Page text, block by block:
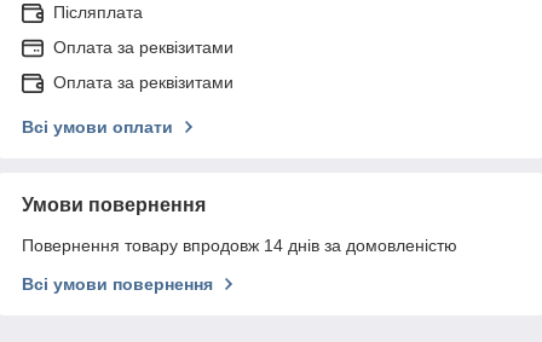
Післяплата
Оплата за реквізитами
Оплата за реквізитами
Всі умови оплати
Умови повернення
Повернення товару впродовж 14 днів за домовленістю
Всі умови повернення